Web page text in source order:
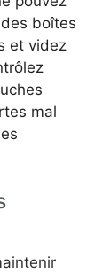
boîtes
et videz
mal